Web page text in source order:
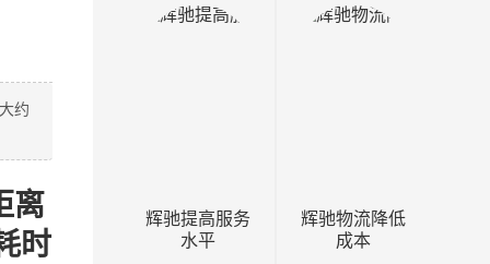
约
离
时
辉驰提高服务
水平
辉驰物流降低
成本